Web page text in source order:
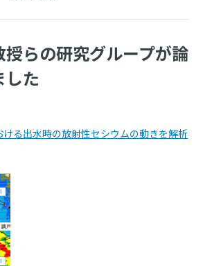
らの研究グループが論
した
る出水時の放射性セシウムの動きを解析